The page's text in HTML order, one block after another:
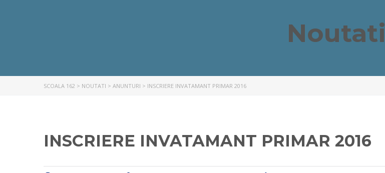
Noutati
SCOALA 162 > NOUTATI > ANUNTURI > INSCRIERE INVATAMANT PRIMAR 2016
INSCRIERE INVATAMANT PRIMAR 2016